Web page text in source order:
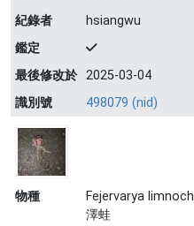
紀錄者
hsiangwu
鑑定
最後修改於 2025-03-04
識別號
498079 (nid)
物種
Fejervarya
澤蛙